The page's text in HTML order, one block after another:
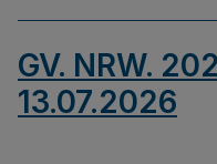
GV. NRW.
13.07.2026